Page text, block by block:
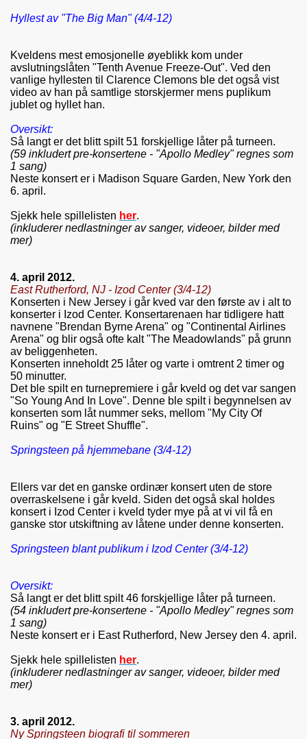
Hyllest av "The Big Man" (4/4-12)
Kveldens mest emosjonelle øyeblikk kom under
avslutningslåten "Tenth Avenue Freeze-Out". Ved den
vanlige hyllesten til Clarence Clemons ble det også vist
video av han på samtlige storskjermer mens puplikum
jublet og hyllet han.
Oversikt:
Så langt er det blitt spilt 51 forskjellige låter på turneen.
(59 inkludert pre-konsertene - "Apollo Medley" regnes som
1 sang)
Neste konsert er i Madison Square Garden, New York den
6. april .
Sjekk hele spillelisten her.
(inkluderer nedlastninger av sanger, videoer, bilder med
mer)
4. april 2012.
East Rutherford, NJ - Izod Center (3/4-12)
Konserten i New Jersey i går kved var den første av i alt to
konserter i Izod Center. Konsertarenaen har tidligere hatt
navnene "Brendan Byrne Arena" og "Continental Airlines
Arena" og blir også ofte kalt "The Meadowlands" på grunn
av beliggenheten.
Konserten inneholdt 25 låter og varte i omtrent 2 timer og
50 minutter.
Det ble spilt en turnepremiere i går kveld og det var sangen
"So Young And In Love". Denne ble spilt i begynnelsen av
konserten som låt nummer seks, mellom "My City Of
Ruins" og "E Street Shuffle".
Springsteen på hjemmebane (3/4-12)
Ellers var det en ganske ordinær konsert uten de store
overraskelsene i går kveld. Siden det også skal holdes
konsert i Izod Center i kveld tyder mye på at vi vil få en
ganske stor utskiftning av låtene under denne konserten.
Springsteen blant publikum i Izod Center (3/4-12)
Oversikt:
Så langt er det blitt spilt 46 forskjellige låter på turneen.
(54 inkludert pre-konsertene - "Apollo Medley" regnes som
1 sang)
Neste konsert er i East Rutherford, New Jersey den 4. april .
Sjekk hele spillelisten her.
(inkluderer nedlastninger av sanger, videoer, bilder med
mer)
3. april 2012.
Ny Springsteen biografi til sommeren